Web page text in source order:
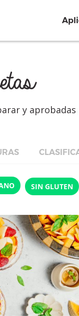
y aprobadas
SIN GLUTEN